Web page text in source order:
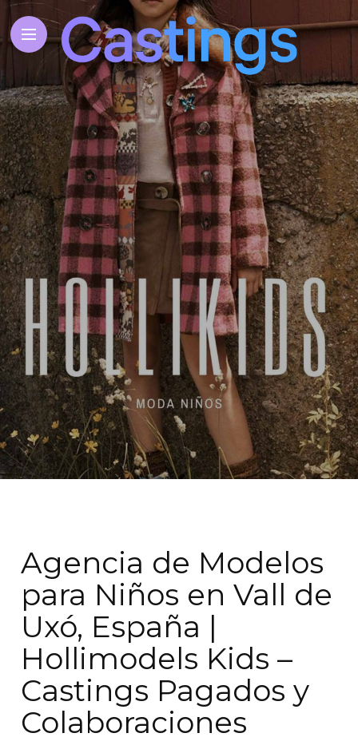
Agencia de Modelos
para Niños en Vall de
Uxó, España |
Hollimodels Kids –
Castings Pagados y
Colaboraciones